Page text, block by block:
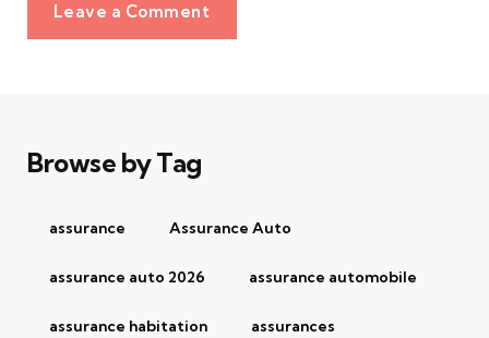
Leave a Comment
Browse by Tag
assurance Assurance Auto
assurance auto 2026 assurance automobile
assurance habitation assurances